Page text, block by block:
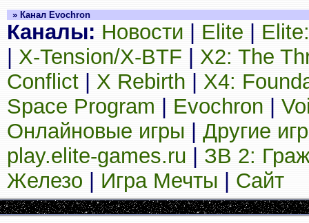
» Канал Evochron
Каналы: Новости Elite
X-Tension/X-BTF
X2: The
Conflict
X Rebirth
X4:
Space Program
Evochron
Онлайновые игры
Другие
play.elite-games.ru
ЗВ 2:
Железо
Игра Мечты Сайт